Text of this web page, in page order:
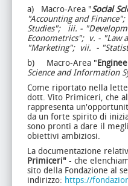
a) Macro-Area "Social
"Accounting and Finance";
Studies";
iii. -
Econometrics"; v. - "Law
"Marketing"; vii. -
b) Macro-Area "
Science and Information
Come riportato nella
dott. Vito Primiceri, che
rappresenta
da un forte spirito di
sono pronti a dare il
obiettivi ambiziosi.
La documentazione
Primiceri" - che
sito della Fondazione al
indirizzo: https://